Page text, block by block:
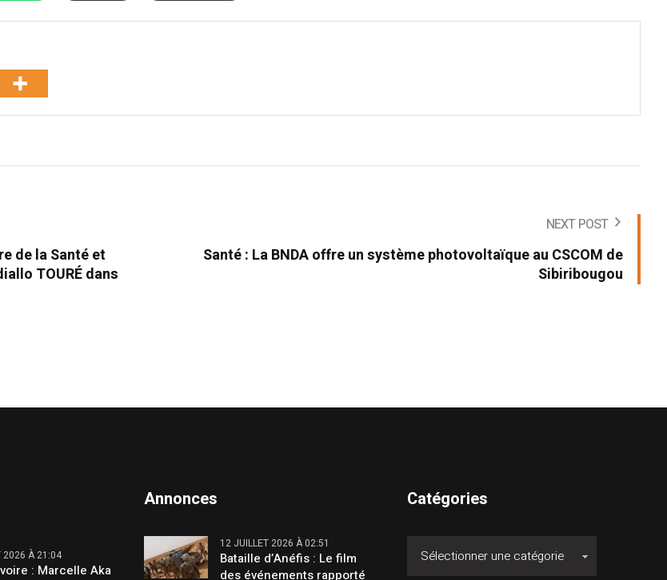
de la Santé et
TOURÉ dans
NEXT POST
Santé : La BNDA offre un système photovoltaïque au CSCOM de
Sibiribougou
2026 À 21:04
: Marcelle Aka
Annonces
12 JUILLET 2026 À 02:51
Bataille d’Anéfis : Le film
des événements rapporté
Catégories